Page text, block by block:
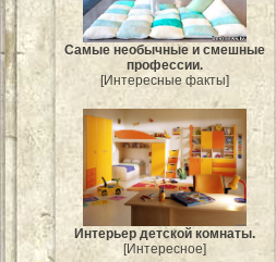
Самые необычные и смешные
профессии.
[Интересные факты]
Интерьер детской комнаты.
[Интересное]